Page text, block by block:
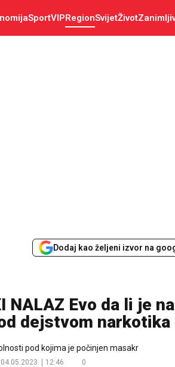
SportVIPRegionSvijetŽivot
Dodaj kao željeni izvor na
NALAZ Evo da li je
dejstvom narkotika
pod kojima je počinjen masakr
04.05.2023. 12:46 0